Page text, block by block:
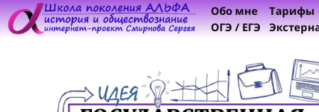
Обо мне
ОГЭ / ЕГЭ
Тарифы